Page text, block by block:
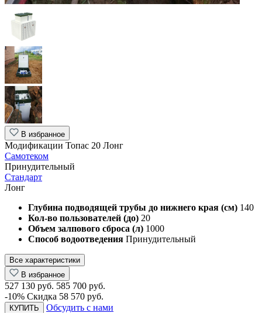
В избранное
Модификации Топас 20 Лонг
Самотеком
Принудительный
Стандарт
Лонг
Глубина подводящей трубы до нижнего края (см) 140
Кол-во пользователей (до) 20
Объем залпового сброса (л) 1000
Способ водоотведения Принудительный
Все характеристики
В избранное
527 130 руб. 585 700 руб.
-10% Скидка 58 570 руб.
КУПИТЬ Обсудить с нами